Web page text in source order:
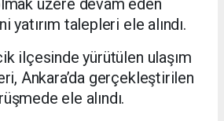
üzere devam eden
yatırım talepleri ele alındı.
ilçesinde yürütülen ulaşım
Ankara’da gerçekleştirilen
ele alındı.